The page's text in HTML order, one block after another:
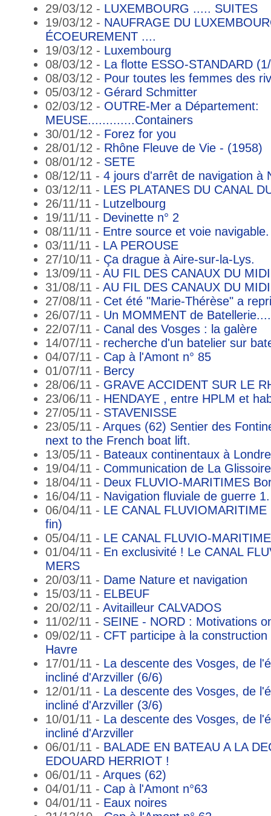
29/03/12 - LUXEMBOURG ..... SUITES
19/03/12 - NAUFRAGE DU
ÉCOEUREMENT ....
19/03/12 - Luxembourg
08/03/12 - La flotte ESSO-STANDARD
08/03/12 - Pour toutes les femmes des
05/03/12 - Gérard Schmitter
02/03/12 - OUTRE-Mer a Département:
MEUSE.............Containers
30/01/12 - Forez for you
28/01/12 - Rhône Fleuve de Vie - (1958)
08/01/12 - SETE
08/12/11 - 4 jours d'arrêt de navigation à
03/12/11 - LES PLATANES DU CANAL
26/11/11 - Lutzelbourg
19/11/11 - Devinette n° 2
08/11/11 - Entre source et voie navigable.
03/11/11 - LA PEROUSE
27/10/11 - Ça drague à Aire-sur-la-Lys.
13/09/11 - AU FIL DES CANAUX DU
31/08/11 - AU FIL DES CANAUX DU MIDI
27/08/11 - Cet été "Marie-Thérèse" a
26/07/11 - Un MOMMENT de
22/07/11 - Canal des Vosges : la galère
14/07/11 - recherche d'un batelier sur
04/07/11 - Cap à l'Amont n° 85
01/07/11 - Bercy
28/06/11 - GRAVE ACCIDENT SUR LE
23/06/11 - HENDAYE , entre HPLM et
27/05/11 - STAVENISSE
23/05/11 - Arques (62) Sentier des
next to the French boat lift.
13/05/11 - Bateaux continentaux à
19/04/11 - Communication de La Glissoire
18/04/11 - Deux FLUVIO-MARITIMES
16/04/11 - Navigation fluviale de guerre 1.
06/04/11 - LE CANAL
fin)
05/04/11 - LE CANAL FLUVIO-
01/04/11 - En exclusivité ! Le CANAL
MERS
20/03/11 - Dame Nature et navigation
15/03/11 - ELBEUF
20/02/11 - Avitailleur CALVADOS
11/02/11 - SEINE - NORD : Motivations
09/02/11 - CFT participe à la
Havre
17/01/11 - La descente des Vosges, de
incliné d'Arzviller (6/6)
12/01/11 - La descente des Vosges, de
incliné d'Arzviller (3/6)
10/01/11 - La descente des Vosges, de
incliné d'Arzviller
06/01/11 - BALADE EN BATEAU A LA
EDOUARD HERRIOT !
06/01/11 - Arques (62)
04/01/11 - Cap à l'Amont n°63
04/01/11 - Eaux noires